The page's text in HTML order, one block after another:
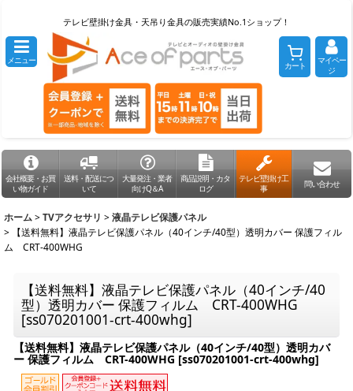
テレビ壁掛け金具・天吊り金具の販売実績No.1ショップ！
メニュー カート
マイペー
ジ
会社概要・お買
い物ガイド
送料・配送につ
いて
大量発注・業者
向けQ＆A
商品説明・カタ
ログ
テレビ壁掛け工
事
問い合わせ
ホーム >TVアクセサリ >液晶テレビ保護パネル
>
【送料無料】液晶テレビ保護パネル（40インチ/40型）透明カバー 保護フィル
ム CRT-400WHG
【送料無料】液晶テレビ保護パネル（40インチ/40
型）透明カバー 保護フィルム CRT-400WHG
[ss070201001-crt-400whg]
【送料無料】液晶テレビ保護パネル（40インチ/40型）透明カバ
ー 保護フィルム CRT-400WHG [ss070201001-crt-400whg]